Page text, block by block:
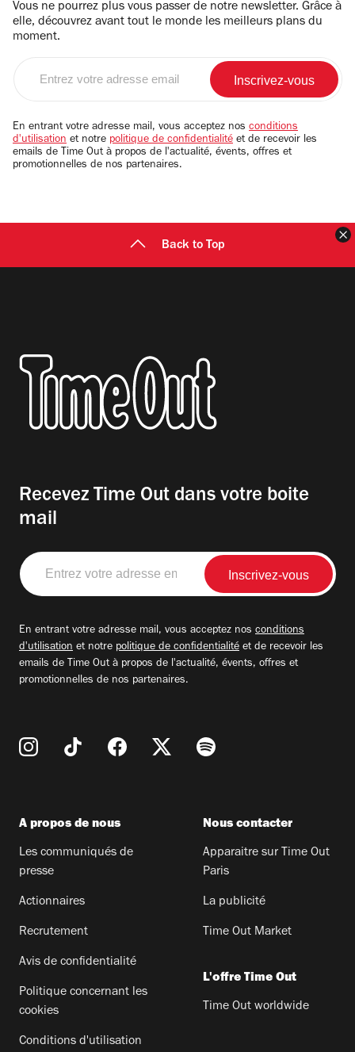
Vous ne pourrez plus vous passer de notre newsletter. Grâce à
elle, découvrez avant tout le monde les meilleurs plans du
moment.
email
En entrant votre adresse mail, vous acceptez nos conditions
d'utilisation et notre politique de confidentialité et de recevoir les
emails de Time Out à propos de l'actualité, évents, offres et
promotionnelles de nos partenaires.
Back to Top
Recevez Time Out dans votre boite
mail
Entrez
votre
adresse
En entrant votre adresse mail, vous acceptez nos conditions
d'utilisation et notre politique de confidentialité et de recevoir les
emails de Time Out à propos de l'actualité, évents, offres et
promotionnelles de nos partenaires.
A propos de nous
Les communiqués de
presse
Actionnaires
Recrutement
Avis de confidentialité
Politique concernant les
cookies
Conditions d'utilisation
Nous contacter
Apparaitre sur Time Out
Paris
La publicité
Time Out Market
L'offre Time Out
Time Out worldwide